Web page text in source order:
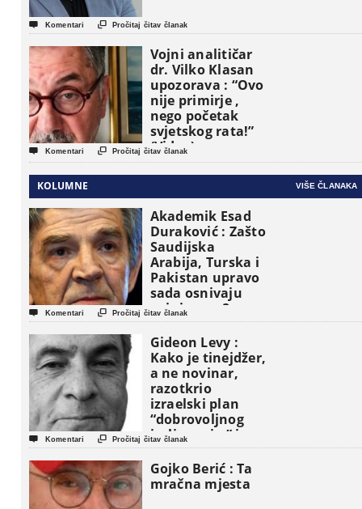
 Komentari  Pročitaj čitav članak
Vojni analitičar
dr. Vilko Klasan
upozorava : “Ovo
nije primirje ,
nego početak
svjetskog rata!”
(Video)
 Komentari  Pročitaj čitav članak
KOLUMNE VIŠE ČLANAKA
Akademik Esad
Duraković : Zašto
Saudijska
Arabija, Turska i
Pakistan upravo
sada osnivaju
vojni savez?
 Komentari  Pročitaj čitav članak
Gideon Levy :
Kako je tinejdžer,
a ne novinar,
razotkrio
izraelski plan
“dobrovoljnog
iseljavanja ” iz
Gaze
 Komentari  Pročitaj čitav članak
Gojko Berić : Ta
mračna mjesta